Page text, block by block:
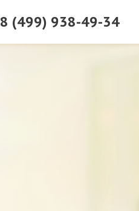
8 (499) 938-49-34